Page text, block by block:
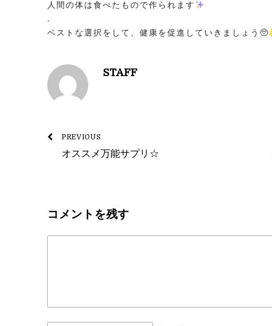
人間の体は食べたもので作られます
.
ベストな選択をして、健康を促進していきましょう🥺
STAFF
PREVIOUS
オススメ万能サプリ☆
コメントを残す